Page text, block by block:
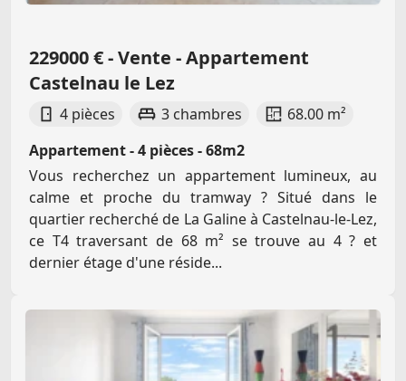
229000 € - Vente - Appartement
Castelnau le Lez
4 pièces 3 chambres
68.00 m²
Appartement - 4 pièces - 68m2
Vous recherchez un appartement lumineux, au
calme et proche du tramway ? Situé dans le
quartier recherché de La Galine à Castelnau-le-Lez,
ce T4 traversant de 68 m² se trouve au 4 ? et
dernier étage d'une réside...